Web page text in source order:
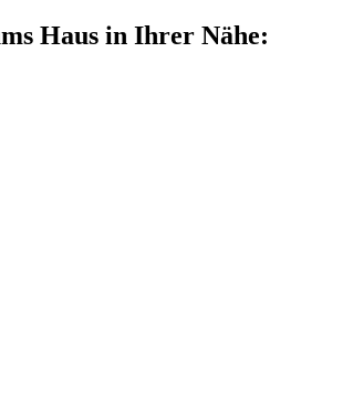
Haus in Ihrer Nähe: